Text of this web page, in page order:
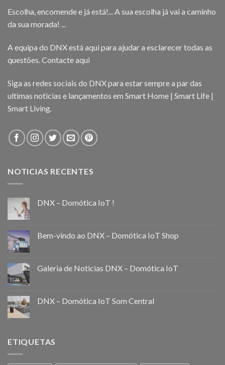
Escolha, encomende e já está!... A sua escolha já vai a caminho
da sua morada! ...
A equipa do DNX está aqui para ajudar a esclarecer todas as
questões. Contacte aqui
Siga as redes sociais do DNX para estar sempre a par das
ultimas noticias e lançamentos em Smart Home | Smart Life |
Smart Living.
NOTICIAS RECENTES
DNX – Domótica IoT !
Bem-vindo ao DNX – Domótica IoT Shop
Galeria de Noticias DNX – Domótica IoT
DNX – Domótica IoT Som Central
ETIQUETAS